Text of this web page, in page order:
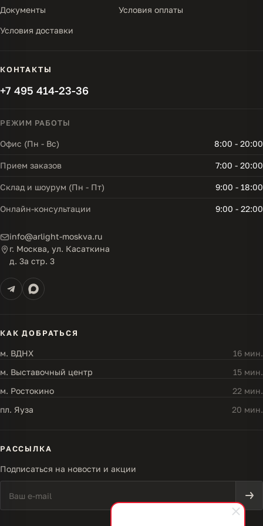
Документы Условия оплаты
Условия доставки
КОНТАКТЫ
+7 495 414-23-36
РЕЖИМ РАБОТЫ
Офис (Пн - Вс) 8:00 - 20:00
Прием заказов 7:00 - 20:00
Склад и шоурум (Пн - Пт) 9:00 - 18:00
Онлайн-консультации 9:00 - 22:00
info@arlight-moskva.ru
г. Москва, ул. Касаткина
д. 3а стр. 3
КАК ДОБРАТЬСЯ
м. ВДНХ
16 мин.
м. Выставочный центр
15 мин.
м. Ростокино
22 мин.
пл. Яуза
20 мин.
РАССЫЛКА
Подписаться на новости и акции